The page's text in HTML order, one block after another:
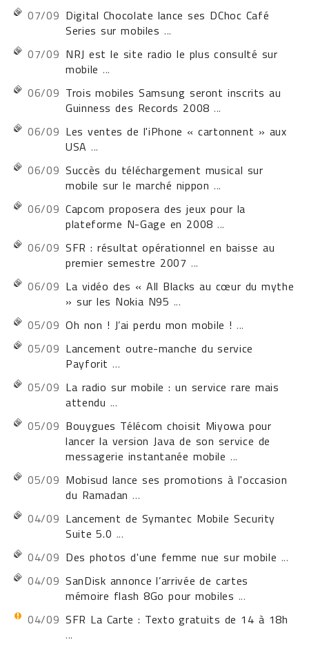
07/09 Digital Chocolate lance ses DChoc Café
Series sur mobiles ...
07/09 NRJ est le site radio le plus consulté sur
mobile ...
06/09 Trois mobiles Samsung seront inscrits au
Guinness des Records 2008 ...
06/09 Les ventes de l'iPhone « cartonnent » aux
USA ...
06/09 Succès du téléchargement musical sur
mobile sur le marché nippon ...
06/09 Capcom proposera des jeux pour la
plateforme N-Gage en 2008 ...
06/09 SFR : résultat opérationnel en baisse au
premier semestre 2007 ...
06/09 La vidéo des « All Blacks au cœur du mythe
» sur les Nokia N95 ...
05/09 Oh non ! J’ai perdu mon mobile ! ...
05/09 Lancement outre-manche du service
Payforit ...
05/09 La radio sur mobile : un service rare mais
attendu ...
05/09 Bouygues Télécom choisit Miyowa pour
lancer la version Java de son service de
messagerie instantanée mobile ...
05/09 Mobisud lance ses promotions à l'occasion
du Ramadan ...
04/09 Lancement de Symantec Mobile Security
Suite 5.0 ...
04/09 Des photos d'une femme nue sur mobile ...
04/09 SanDisk annonce l’arrivée de cartes
mémoire flash 8Go pour mobiles ...
04/09 SFR La Carte : Texto gratuits de 14 à 18h
...